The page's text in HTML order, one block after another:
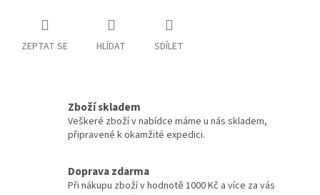
ZEPTAT SE HLÍDAT SDÍLET
Zboží skladem
Veškeré zboží v nabídce máme u nás skladem,
připravené k okamžité expedici.
Doprava zdarma
Při nákupu zboží v hodnotě 1000 Kč a více za vás